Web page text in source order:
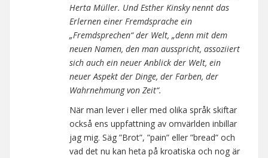
Herta Müller. Und Esther Kinsky nennt das
Erlernen einer Fremdsprache ein
„Fremdsprechen“ der Welt, „denn mit dem
neuen Namen, den man ausspricht, assoziiert
sich auch ein neuer Anblick der Welt, ein
neuer Aspekt der Dinge, der Farben, der
Wahrnehmung von Zeit“.
När man lever i eller med olika språk skiftar
också ens uppfattning av omvärlden inbillar
jag mig. Säg ”Brot”, ”pain” eller ”bread” och
vad det nu kan heta på kroatiska och nog är